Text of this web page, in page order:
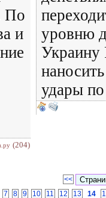
По
и
(204)
уровню
Украину
удары
<<
7 8 9 10 11 12 13 14